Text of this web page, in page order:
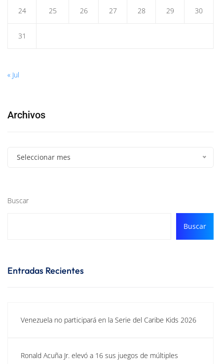
24 25 26 27 28 29 30
31
« Jul
Archivos
Seleccionar mes
Buscar
Buscar
Entradas Recientes
Venezuela no participará en la Serie del Caribe Kids 2026
Ronald Acuña Jr. elevó a 16 sus juegos de múltiples